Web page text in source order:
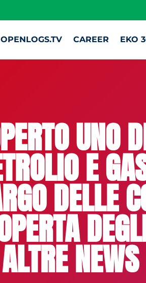
OPENLOGS.TV CAREER EKO
UNO
E
DELLE
NEWS